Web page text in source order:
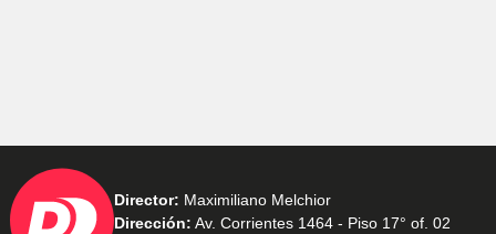
Director: Maximiliano Melchior
Dirección: Av. Corrientes 1464 - Piso 17° of. 02